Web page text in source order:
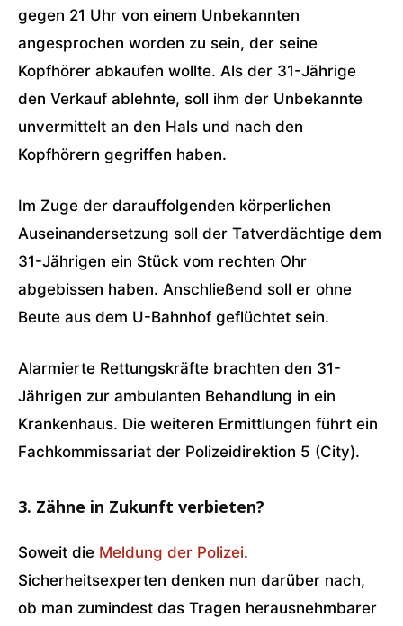
gegen 21 Uhr von einem Unbekannten
angesprochen worden zu sein, der seine
Kopfhörer abkaufen wollte. Als der 31-Jährige
den Verkauf ablehnte, soll ihm der Unbekannte
unvermittelt an den Hals und nach den
Kopfhörern gegriffen haben.
Im Zuge der darauffolgenden körperlichen
Auseinandersetzung soll der Tatverdächtige dem
31-Jährigen ein Stück vom rechten Ohr
abgebissen haben. Anschließend soll er ohne
Beute aus dem U-Bahnhof geflüchtet sein.
Alarmierte Rettungskräfte brachten den 31-
Jährigen zur ambulanten Behandlung in ein
Krankenhaus. Die weiteren Ermittlungen führt ein
Fachkommissariat der Polizeidirektion 5 (City).
3. Zähne in Zukunft verbieten?
Soweit die Meldung der Polizei.
Sicherheitsexperten denken nun darüber nach,
ob man zumindest das Tragen herausnehmbarer